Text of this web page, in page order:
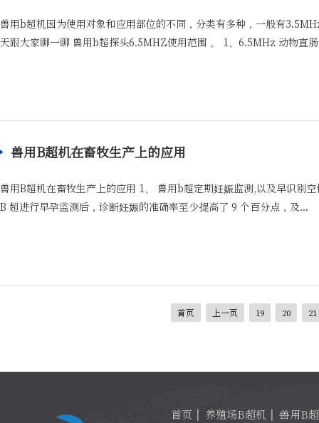
兽用b超机因为使用对象和应用部位的不同，分类有多种，一般有
天跟大家聊一聊 兽用b超探头6.5MHZ使用范围 。 1、6.5MHz 动物直
兽用B超机在畜牧生产上的应用
兽用B超机在畜牧生产上的应用 1、 兽用b超定期妊娠监测,以及早识别
B 超进行早孕监测后，诊断妊娠的准确率至少提高了 9 个百分点，及...
首页 上一页 19 20 21
首页 养殖场B超机 兽用B